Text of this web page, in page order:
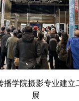
播学院摄影专业建立
展